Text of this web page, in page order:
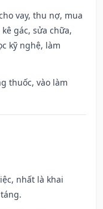
vay, thu nợ, mua
gác, sửa chữa,
kỹ nghệ, làm
thuốc, vào làm
nhất là khai